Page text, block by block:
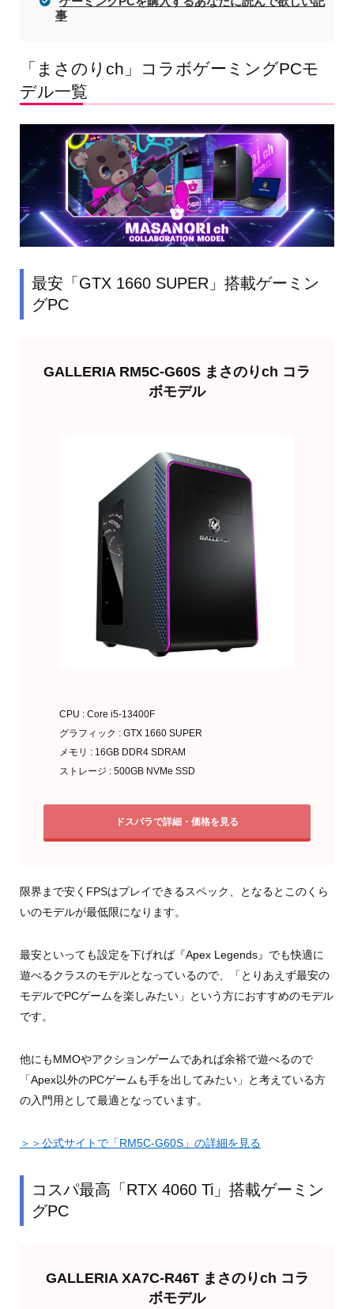
事
「まさのりch」コラボゲーミングPCモ
デル一覧
最安「GTX 1660 SUPER」搭載ゲーミン
グPC
GALLERIA RM5C-G60S まさのりch コラ
ボモデル
CPU : Core i5-13400F
グラフィック : GTX 1660 SUPER
メモリ : 16GB DDR4 SDRAM
ストレージ : 500GB NVMe SSD
ドスパラで詳細・価格を見る
限界まで安くFPSはプレイできるスペック、となるとこのくら
いのモデルが最低限になります。
最安といっても設定を下げれば『Apex Legends』でも快適に
遊べるクラスのモデルとなっているので、「とりあえず最安の
モデルでPCゲームを楽しみたい」という方におすすめのモデル
です。
他にもMMOやアクションゲームであれば余裕で遊べるので
「Apex以外のPCゲームも手を出してみたい」と考えている方
の入門用として最適となっています。
＞＞公式サイトで「RM5C-G60S」の詳細を見る
コスパ最高「RTX 4060 Ti」搭載ゲーミン
グPC
GALLERIA XA7C-R46T まさのりch コラ
ボモデル